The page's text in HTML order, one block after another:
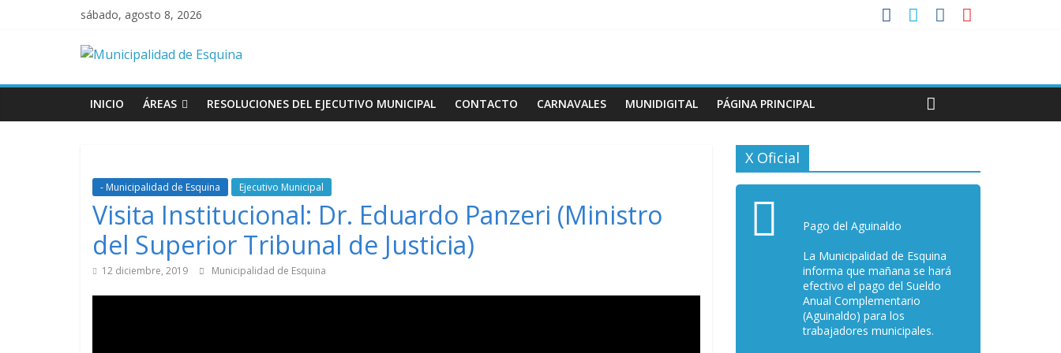
sábado, agosto 8, 2026
INICIO ÁREAS RESOLUCIONES DEL EJECUTIVO MUNICIPAL CONTACTO CARNAVALES MUNIDIGITAL PÁGINA PRINCIPAL
- Municipalidad de Esquina Ejecutivo Municipal
Visita Institucional: Dr. Eduardo Panzeri (Ministro
del Superior Tribunal de Justicia)
12 diciembre, 2019 Municipalidad de Esquina
X Oficial
Pago del Aguinaldo
La Municipalidad de Esquina
informa que mañana se hará
efectivo el pago del Sueldo
Anual Complementario
(Aguinaldo) para los
trabajadores municipales.